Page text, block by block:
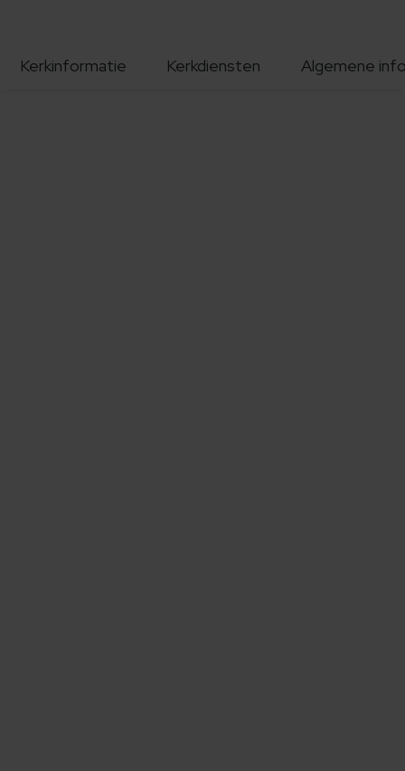
Kerkinformatie Kerkdiensten Algemene